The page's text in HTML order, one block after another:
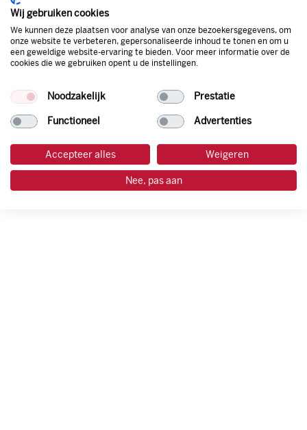
Wij gebruiken cookies
We kunnen deze plaatsen voor analyse van onze bezoekersgegevens, om
onze website te verbeteren, gepersonaliseerde inhoud te tonen en om u
een geweldige website-ervaring te bieden. Voor meer informatie over de
cookies die we gebruiken opent u de instellingen.
Noodzakelijk Prestatie
Functioneel Advertenties
Accepteer alles Weigeren
Nee, pas aan